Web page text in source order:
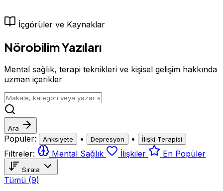
İçgörüler ve Kaynaklar
Nörobilim Yazıları
Mental sağlık, terapi teknikleri ve kişisel gelişim hakkında
uzman içerikler
Ara
Popüler: Anksiyete • Depresyon • İlişki Terapisi
Filtreler: Mental Sağlık İlişkiler En Popüler
Sırala
Tümü (9)